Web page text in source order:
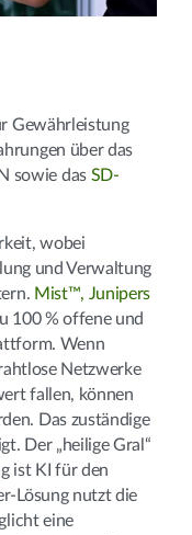
Gewährleistung
über das
sowie das SD-
wobei
und Verwaltung
Mist™, Junipers
100 % offene und
Wenn
Netzwerke
fallen, können
Das zuständige
Der „heilige Gral“
ist KI für den
Lösung nutzt die
eine